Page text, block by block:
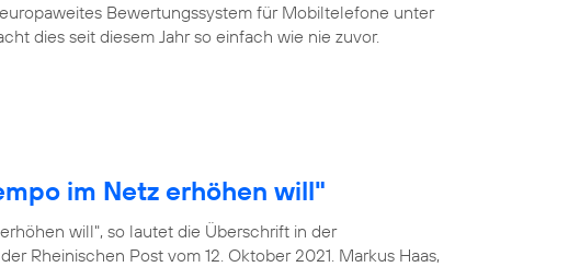
Bewertungssystem für Mobiltelefone unter
dies seit diesem Jahr so einfach wie nie zuvor.
im Netz erhöhen will"
will", so lautet die Überschrift in der
Rheinischen Post vom 12. Oktober 2021. Markus Haas,